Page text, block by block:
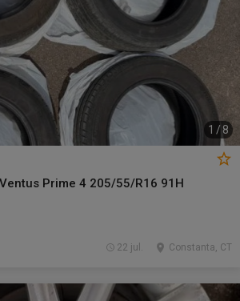
1 /8
Prime 4 205/55/R16 91H
Constanta, CT
22 jul.